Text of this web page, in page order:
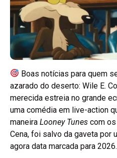
Boas notícias para quem
azarado do deserto: Wile E.
merecida estreia no grande
uma comédia em live-action
maneira Looney Tunes com
Cena, foi salvo da gaveta por
agora data marcada para 2026.